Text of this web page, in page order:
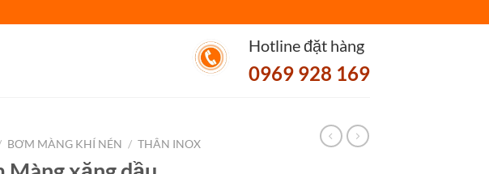
Hotline đặt hàng
0969 928 169
BƠM MÀNG KHÍ NÉN / THÂN INOX